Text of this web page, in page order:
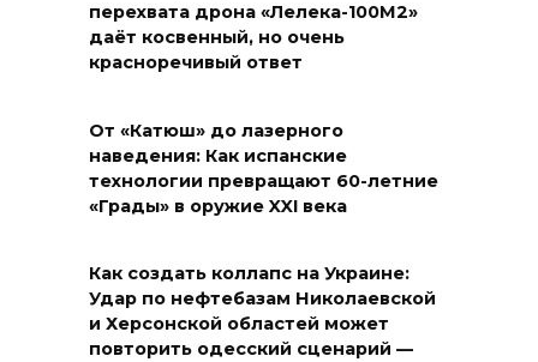
перехвата дрона «Лелека-100М2»
даёт косвенный, но очень
красноречивый ответ
От «Катюш» до лазерного
наведения: Как испанские
технологии превращают 60-летние
«Грады» в оружие XXI века
Как создать коллапс на Украине:
Удар по нефтебазам Николаевской
и Херсонской областей может
повторить одесский сценарий —